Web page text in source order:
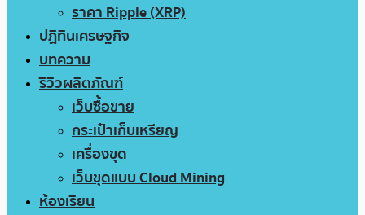
ราคา Ripple (XRP)
ปฏิทินเศรษฐกิจ
บทความ
รีวิวผลิตภัณฑ์
เว็บซื้อขาย
กระเป๋าเก็บเหรียญ
เครื่องขุด
เว็บขุดแบบ Cloud Mining
ห้องเรียน